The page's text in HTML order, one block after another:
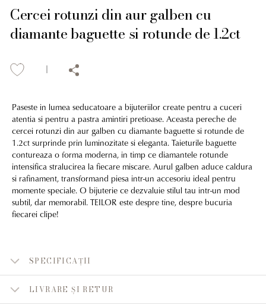
Cercei rotunzi din aur galben cu
diamante baguette si rotunde de 1.2ct
Paseste in lumea seducatoare a bijuteriilor create pentru a cuceri
atentia si pentru a pastra amintiri pretioase. Aceasta pereche de
cercei rotunzi din aur galben cu diamante baguette si rotunde de
1.2ct surprinde prin luminozitate si eleganta. Taieturile baguette
contureaza o forma moderna, in timp ce diamantele rotunde
intensifica stralucirea la fiecare miscare. Aurul galben aduce caldura
si rafinament, transformand piesa intr-un accesoriu ideal pentru
momente speciale. O bijuterie ce dezvaluie stilul tau intr-un mod
subtil, dar memorabil. TEILOR este despre tine, despre bucuria
fiecarei clipe!
SPECIFICAȚII
LIVRARE ȘI RETUR